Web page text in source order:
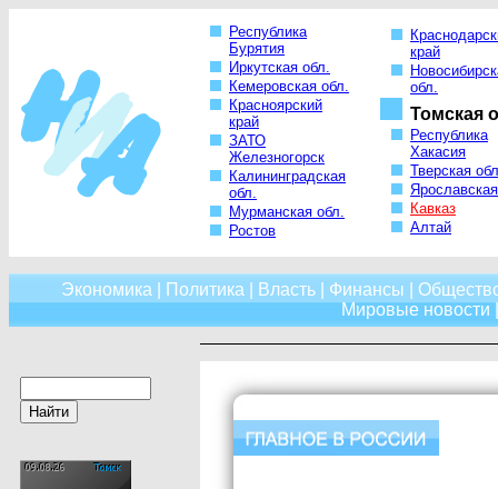
Республика
Бурятия
Иркутская обл.
Кемеровская обл.
Красноярский
край
ЗАТО
Железногорск
Калининградская
обл.
Мурманская обл.
Ростов
край
обл.
Томская
Республика
Хакасия
Тверская
Кавказ
Алтай
Экономика Политика Власть Финансы
Мировые новости